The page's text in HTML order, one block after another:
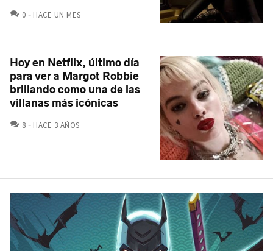
0 COMENTARIOS
HACE UN MES
Hoy en Netflix, último día
para ver a Margot Robbie
brillando como una de las
villanas más icónicas
8 COMENTARIOS
HACE 3 AÑOS